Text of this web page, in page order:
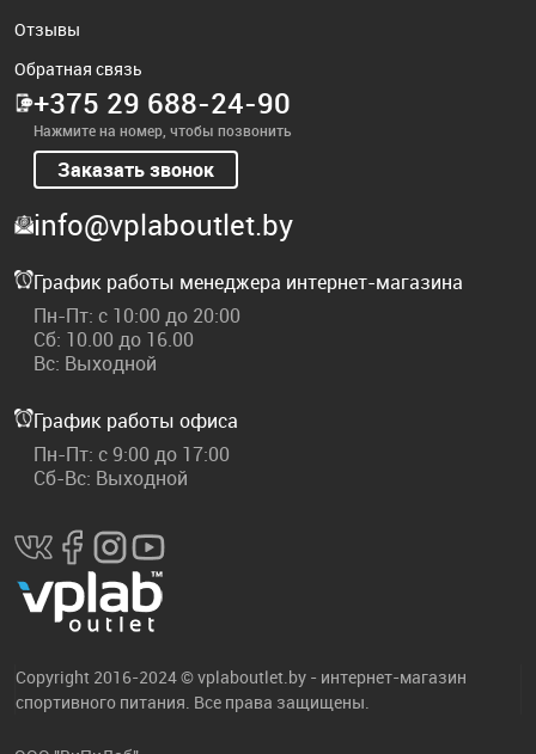
Отзывы
Обратная связь
+375 29 688-24-90
Нажмите на номер, чтобы позвонить
Заказать звонок
info@vplaboutlet.by
График работы менеджера интернет-магазина
Пн-Пт: с 10:00 до 20:00
Сб: 10.00 до 16.00
Вс: Выходной
График работы офиса
Пн-Пт: с 9:00 до 17:00
Сб-Вс: Выходной
Copyright 2016-2024 © vplaboutlet.by - интернет-магазин
спортивного питания. Все права защищены.